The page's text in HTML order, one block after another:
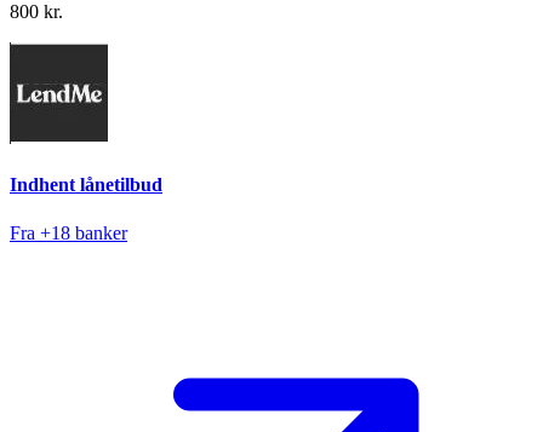
800 kr.
Indhent lånetilbud
Fra +18 banker